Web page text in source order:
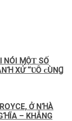
NÓI ⱮỘƬ ЅỐ
ХỬ “ƲÔ ᴄÙNꞬ
Ở NꞪÀ
– KHẲNG